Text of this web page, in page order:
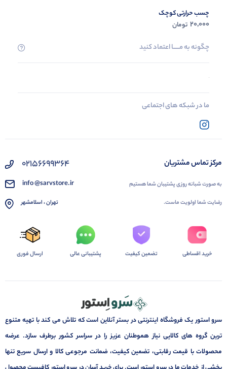
چسب حرارتی کوچک
20,000 تومان
چگونه به مــــــا اعتماد کنید
ما در شبکه های اجتماعی
مرکز تماس مشتریان
به صورت شبانه روزی پشتیبان شما هستیم
رضایت شما اولویت ماست.
02156699364
info @sarvstore.ir
تهران ، اسلامشهر
خرید اقساطی تضمین کیفیت پشتیبانی عالی ارسال فوری
سرو استور یک فروشگاه اینترنتی در بستر آنلاین است که تلاش می کند با تهیه متنوع
ترین گروه های کالایی نیاز هموطنان عزیز را در سراسر کشور برطرف سازد. عرضه
محصولات با قیمت رقابتی، تضمین کیفیت، ضمانت مرجوعی کالا و ارسال سریع تنها